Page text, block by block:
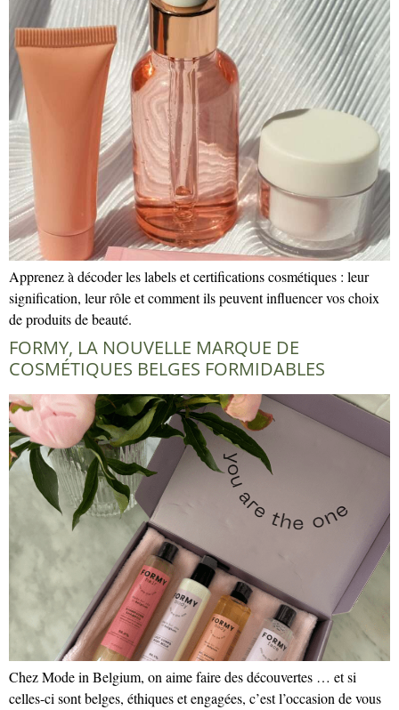
Apprenez à décoder les labels et certifications cosmétiques : leur
signification, leur rôle et comment ils peuvent influencer vos choix
de produits de beauté.
FORMY, LA NOUVELLE MARQUE DE
COSMÉTIQUES BELGES FORMIDABLES
Chez Mode in Belgium, on aime faire des découvertes … et si
celles-ci sont belges, éthiques et engagées, c’est l’occasion de vous